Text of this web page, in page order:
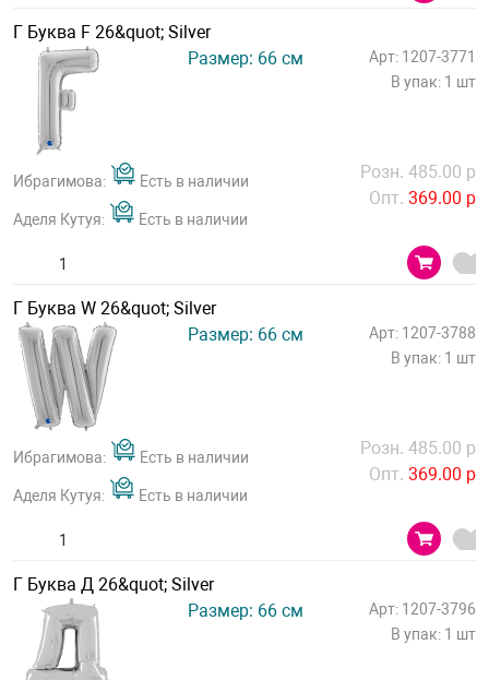
Г Буква F 26&quot; Silver
Размер: 66 см
Арт: 1207-3771
В упак: 1 шт
Ибрагимова: Есть в наличии
Аделя Кутуя: Есть в наличии
Розн. 485.00 р
Опт. 369.00 р
Г Буква W 26&quot; Silver
Размер: 66 см
Арт: 1207-3788
В упак: 1 шт
Ибрагимова: Есть в наличии
Аделя Кутуя: Есть в наличии
Розн. 485.00 р
Опт. 369.00 р
Г Буква Д 26&quot; Silver
Размер: 66 см
Арт: 1207-3796
В упак: 1 шт